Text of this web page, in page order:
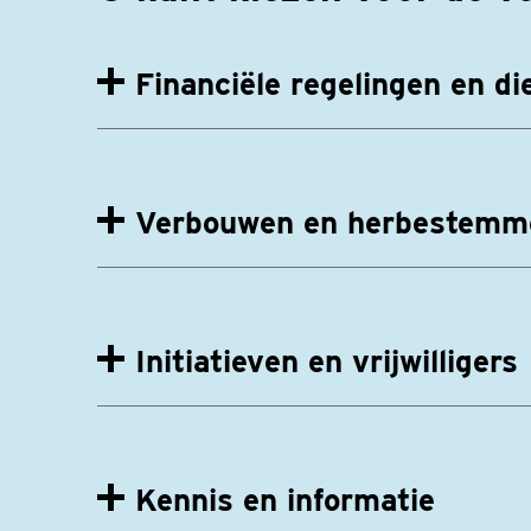
Financiële regelingen en
Verbouwen en
Initiatieven en vrijwilligers
Kennis en informatie